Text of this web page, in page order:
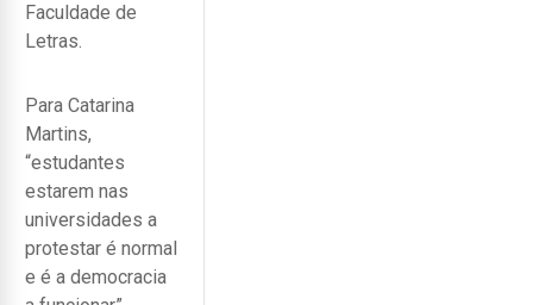
Faculdade de
Letras.
Para Catarina
Martins,
“estudantes
estarem nas
universidades a
protestar é normal
e é a democracia